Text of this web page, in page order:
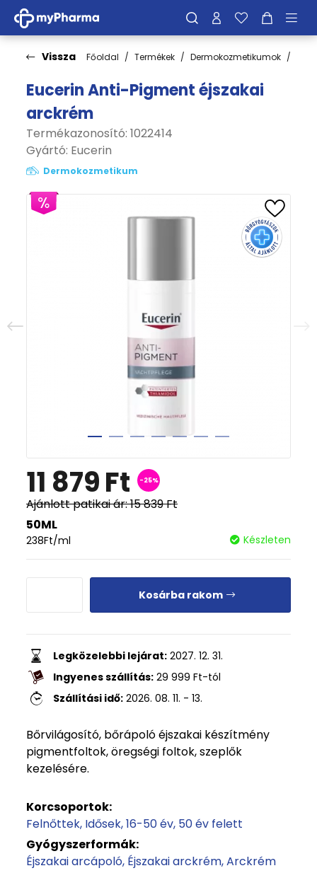
Vissza Főoldal Termékek Dermokozmetikumok
Eucerin Anti-Pigment éjszakai
arckrém
Termékazonosító: 1022414
Gyártó: Eucerin
Dermokozmetikum
11 879Ft -25%
Ajánlott patikai ár:15 839Ft
50ML
238Ft/ml Készleten
Kosárba rakom
Legközelebbi lejárat: 2027. 12. 31.
Ingyenes szállítás: 29 999 Ft-tól
Szállítási idő: 2026. 08. 11. - 13.
Bőrvilágosító, bőrápoló éjszakai készítmény
pigmentfoltok, öregségi foltok, szeplők
kezelésére.
Korcsoportok:
Felnőttek Idősek 16-50 év 50 év felett
Gyógyszerformák:
Éjszakai arcápoló Éjszakai arckrém Arckrém